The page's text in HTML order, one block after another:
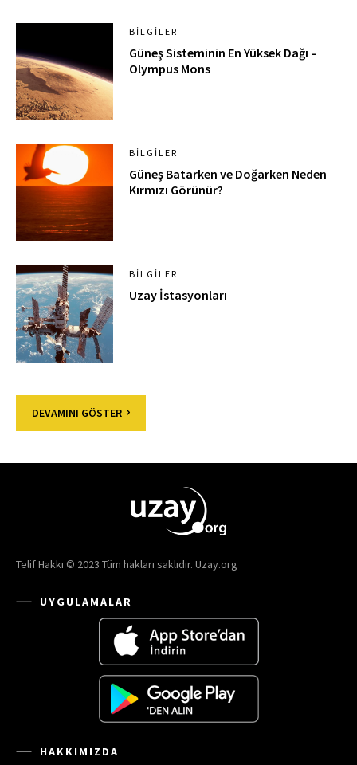
BILGILER
Güneş Sisteminin En Yüksek Dağı –
Olympus Mons
BILGILER
Güneş Batarken ve Doğarken Neden
Kırmızı Görünür?
BILGILER
Uzay İstasyonları
DEVAMINI GÖSTER
Telif Hakkı © 2023 Tüm hakları saklıdır. Uzay.org
UYGULAMALAR
HAKKIMIZDA